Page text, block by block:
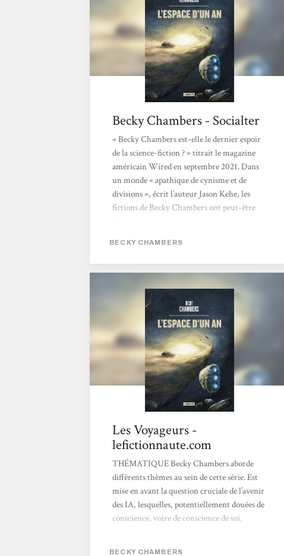
Becky Chambers - Socialter
« Becky Chambers est-elle le dernier espoir
de la science-fiction ? » titrait le magazine
américain Wired en septembre 2021. Dans
un monde « apathique de cynisme et de
divisions », écrit l’auteur Jason Kehe, les
fictions de Becky Chambers ont peut-être
pétri de philosophie, de sciences et de grâce.
Née en 1985 de deux scientifiques
(astrobiologiste et ingénieur satellite), elle
bouscule le monde très codifié...
BECKY CHAMBERS
Les Voyageurs -
lefictionnaute.com
THÉMATIQUE Becky Chambers aborde
différents thèmes au sein de cette série. Est
mise en avant la question cruciale de l’avenir
des IA, lesquelles, potentiellement douées de
conscience, voire de conscience de soi,
BECKY CHAMBERS